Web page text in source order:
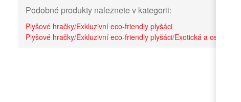
Podobné produkty naleznete v kategorii:
Plyšové hračky/Exkluzivní eco-friendly plyšáci
Plyšové hračky/Exkluzivní eco-friendly plyšáci/Exotická a ostatní